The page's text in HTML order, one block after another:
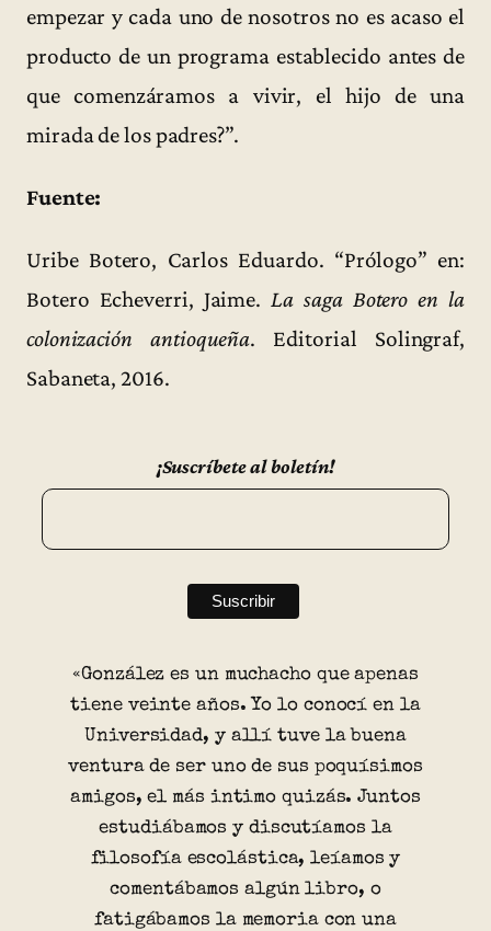
empezar y cada uno de nosotros no es acaso el
producto de un programa establecido antes de
que comenzáramos a vivir, el hijo de una
mirada de los padres?”.
Fuente:
Uribe Botero, Carlos Eduardo. “Prólogo” en:
Botero Echeverri, Jaime.La saga Botero en la
colonización antioqueña. Editorial Solingraf,
Sabaneta, 2016.
¡Suscríbete al boletín!
«González es un muchacho que apenas
tiene veinte años. Yo lo conocí en la
Universidad, y allí tuve la buena
ventura de ser uno de sus poquísimos
amigos, el más intimo quizás. Juntos
estudiábamos y discutíamos la
filosofía escolástica, leíamos y
comentábamos algún libro, o
fatigábamos la memoria con una